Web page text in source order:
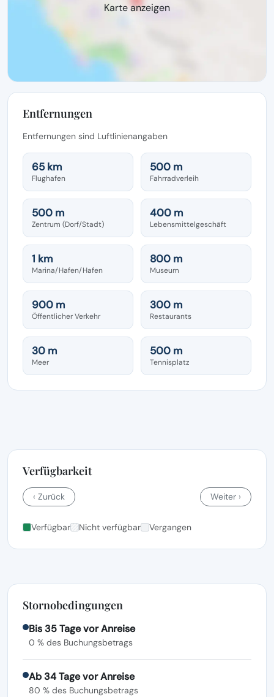
Karte anzeigen
Entfernungen
Entfernungen sind Luftlinienangaben
65 km
Flughafen
500 m
Fahrradverleih
500 m
Zentrum (Dorf/Stadt)
400 m
Lebensmittelgeschäft
1 km
Marina/Hafen/Hafen
800 m
Museum
900 m
Öffentlicher Verkehr
300 m
Restaurants
30 m
Meer
500 m
Tennisplatz
Verfügbarkeit
‹ Zurück Weiter ›
Verfügbar Nicht verfügbar Vergangen
Stornobedingungen
Bis 35 Tage vor Anreise
0 % des Buchungsbetrags
Ab 34 Tage vor Anreise
80 % des Buchungsbetrags